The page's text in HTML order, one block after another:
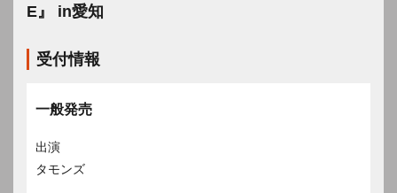
E』 in愛知
受付情報
一般発売
出演
タモンズ